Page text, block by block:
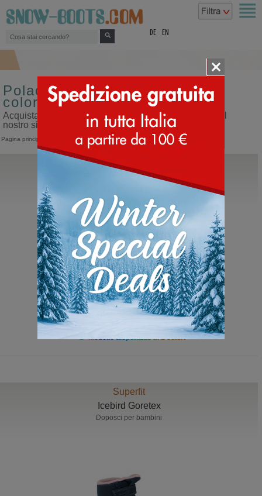
DE EN
Polacco da bambino misura 22
colore blu
Acquista polacco da bambino misura 22 colore blu sul
nostro sito dedicato ai doposci
Pagina principale Bambino> Polacco
Moon Boot®
Crib Nylon
85,00 Euro 49,90 Euro
Modello disponibile in 2 colori
Superfit
Icebird Goretex
Doposci per bambini